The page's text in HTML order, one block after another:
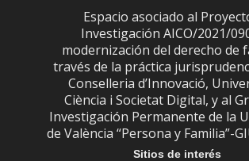
Espacio asociado al
Investigación AICO/2021/
modernización del derecho de
través de la práctica
Conselleria d’Innovació,
Ciència i Societat Digital, y al
Investigación Permanente de la
de València “Persona y Familia”-
Sitios de interés